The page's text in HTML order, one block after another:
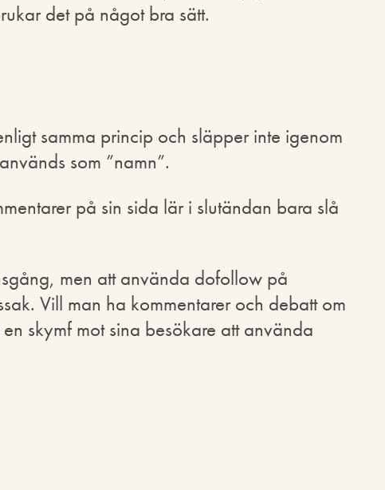
det på något bra sätt.
samma princip och släpper inte igenom
som ”namn”.
på sin sida lär i slutändan bara slå
men att använda dofollow på
Vill man ha kommentarer och debatt om
skymf mot sina besökare att använda